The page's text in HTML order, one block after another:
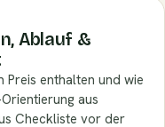
Ablauf &
Preis enthalten und wie
aus
Checkliste vor der